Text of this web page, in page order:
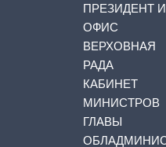
ПРЕЗИДЕНТ И
ОФИС
ВЕРХОВНАЯ
РАДА
КАБИНЕТ
МИНИСТРОВ
ГЛАВЫ